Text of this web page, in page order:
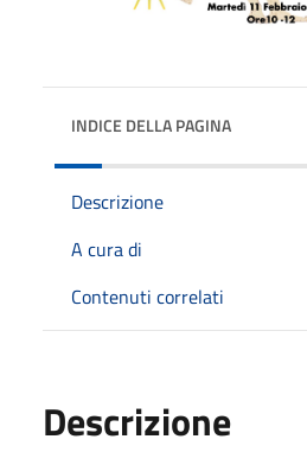
INDICE DELLA PAGINA
Descrizione
A cura di
Contenuti correlati
Descrizione